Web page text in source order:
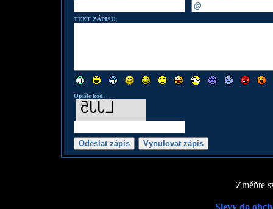
TEXT ZÁPISU:
Opište kod:
Změňte
Slevy do